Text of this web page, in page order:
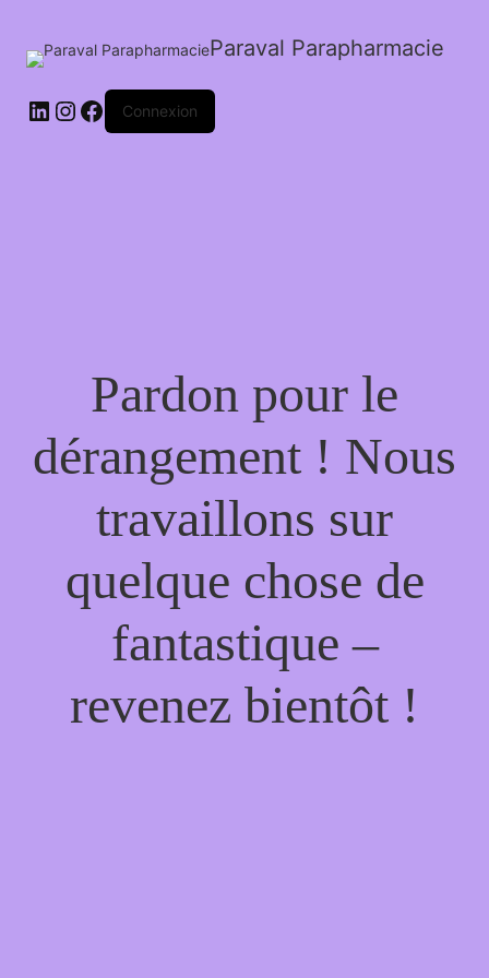
Paraval Parapharmacie
LinkedIn
Instagram
FacebookConnexion
Pardon pour le
dérangement ! Nous
travaillons sur
quelque chose de
fantastique –
revenez bientôt !